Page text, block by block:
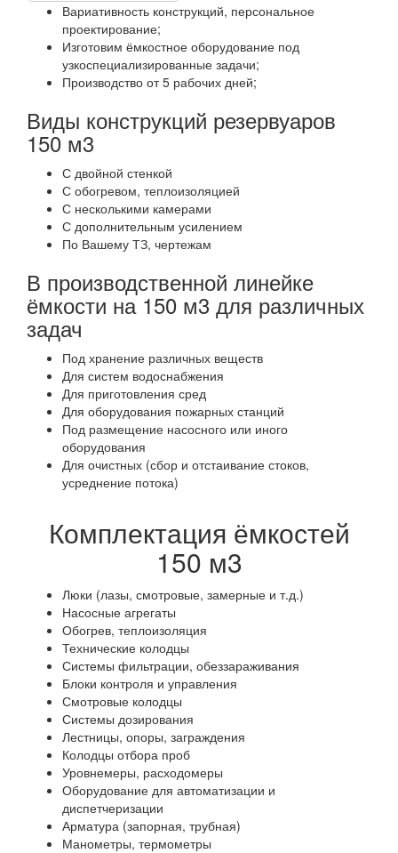
Вариативность конструкций, персональное
проектирование;
Изготовим ёмкостное оборудование под
узкоспециализированные задачи;
Производство от 5 рабочих дней;
Виды конструкций резервуаров
150 м3
С двойной стенкой
С обогревом, теплоизоляцией
С несколькими камерами
С дополнительным усилением
По Вашему ТЗ, чертежам
В производственной линейке
ёмкости на 150 м3 для различных
задач
Под хранение различных веществ
Для систем водоснабжения
Для приготовления сред
Для оборудования пожарных станций
Под размещение насосного или иного
оборудования
Для очистных (сбор и отстаивание стоков,
усреднение потока)
Комплектация ёмкостей
150 м3
Люки (лазы, смотровые, замерные и т.д.)
Насосные агрегаты
Обогрев, теплоизоляция
Технические колодцы
Системы фильтрации, обеззараживания
Блоки контроля и управления
Смотровые колодцы
Системы дозирования
Лестницы, опоры, заграждения
Колодцы отбора проб
Уровнемеры, расходомеры
Оборудование для автоматизации и
диспетчеризации
Арматура (запорная, трубная)
Манометры, термометры